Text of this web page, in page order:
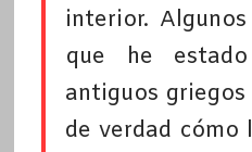
interior.
que he
antiguos
de verdad cómo